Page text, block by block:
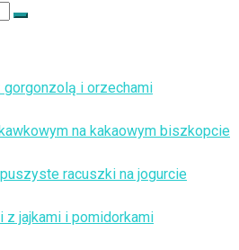
Szukaj
i orzechami
na kakaowym biszkopcie
racuszki na jogurcie
z jajkami i pomidorkami